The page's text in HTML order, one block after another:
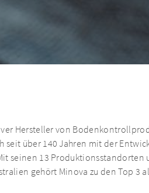
Hersteller von
seit über 140 Jahren mit der
seinen 13 Produktionsstandorten
gehört Minova zu den Top 3